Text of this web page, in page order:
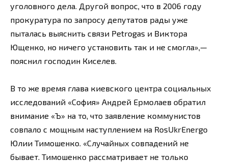
уголовного дела. Другой вопрос, что в 2006 году
прокуратура по запросу депутатов рады уже
пыталась выяснить связи Petrogas и Виктора
Ющенко, но ничего установить так и не смогла»,—
пояснил господин Киселев.
В то же время глава киевского центра социальных
исследований «София» Андрей Ермолаев обратил
внимание «Ъ» на то, что заявление коммунистов
совпало с мощным наступлением на RosUkrEnergo
Юлии Тимошенко. «Случайных совпадений не
бывает. Тимошенко рассматривает не только